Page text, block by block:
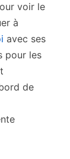
voir le
à
avec ses
pour les
de